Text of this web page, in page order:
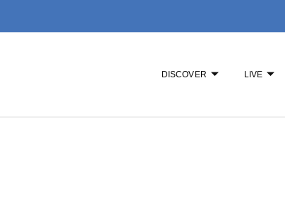
DISCOVER LIVE